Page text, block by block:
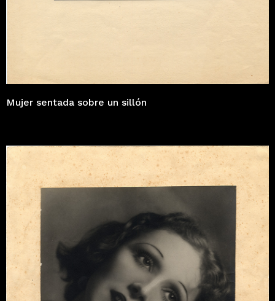
Mujer sentada sobre un sillón